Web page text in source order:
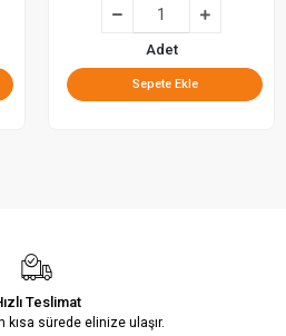
Adet
Sepete Ekle
Teslimat
kısa sürede elinize ulaşır.